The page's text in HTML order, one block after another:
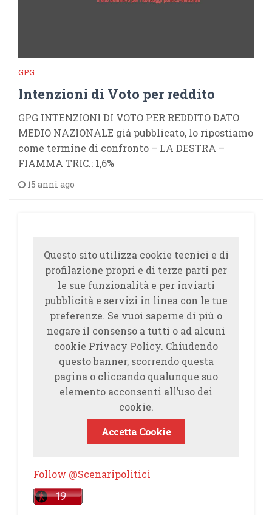
GPG
Intenzioni di Voto per reddito
GPG INTENZIONI DI VOTO PER REDDITO DATO
MEDIO NAZIONALE già pubblicato, lo ripostiamo
come termine di confronto – LA DESTRA –
FIAMMA TRIC.: 1,6%
15 anni ago
Questo sito utilizza cookie tecnici e di
profilazione propri e di terze parti per
le sue funzionalità e per inviarti
pubblicità e servizi in linea con le tue
preferenze. Se vuoi saperne di più o
negare il consenso a tutti o ad alcuni
cookie Privacy Policy. Chiudendo
questo banner, scorrendo questa
pagina o cliccando qualunque suo
elemento acconsenti all’uso dei
cookie.
Accetta Cookie
Follow @Scenaripolitici